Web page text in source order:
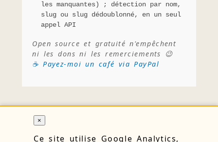
×
Ce site utilise Google Analytics,
les manquantes) ; détection par nom,
slug ou slug dédoublonné, en un seul
appel API
Open source et gratuité n'empêchent
ni les dons ni les remerciements 😉
☕ Payez-moi un café via PayPal